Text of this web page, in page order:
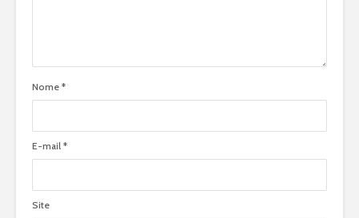
Nome *
E-mail *
Site